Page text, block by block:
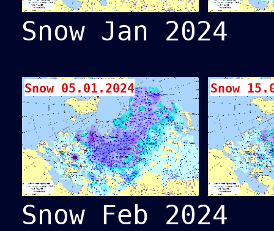
Snow Jan 2024
Snow 05.01.2024 Snow
Snow Feb 2024